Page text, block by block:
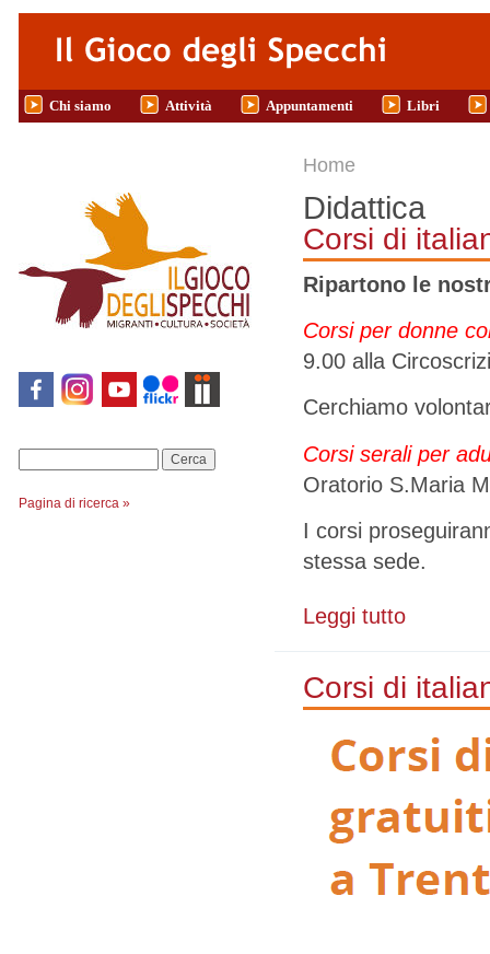
Salta al contenuto principale
Chi siamo Attività Appuntamenti Libri
Pagina di ricerca »
Tu sei qui
Home
Didattica
Corsi di
Ripartono le
Corsi per donne
9.00 alla
Cerchiamo
Corsi serali per
Oratorio S.Maria
I corsi
stessa sede.
Leggi tutto
Corsi di